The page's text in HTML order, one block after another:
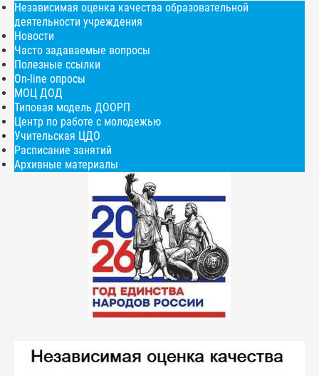
Независимая оценка качества образовательной
деятельности учреждения
Новости
Часто задаваемые вопросы
Полезные ссылки
On-line опросы
МОЦ ДОД
Типовая модель ДООРП
Центр по работе с молодежью
Учительская ЦДО
Расписание занятий
Архивные материалы